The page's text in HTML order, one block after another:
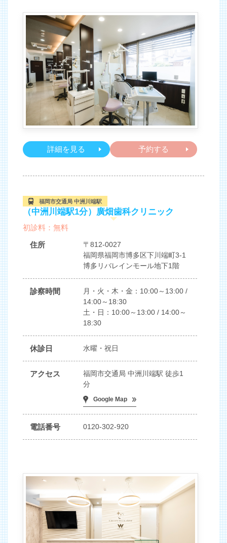
詳細を見る 予約する
（中洲川端駅1分）廣畑歯科クリニック
福岡市交通局 中洲川端駅
初診料：無料
住所
〒812-0027
福岡県福岡市博多区下川端町3-1
博多リバレインモール地下1階
診察時間
月・火・木・金：10:00～13:00 /
14:00～18:30
土・日：10:00～13:00 / 14:00～
18:30
休診日 水曜・祝日
アクセス
福岡市交通局 中洲川端駅 徒歩1
分
Google Map
電話番号 0120-302-920